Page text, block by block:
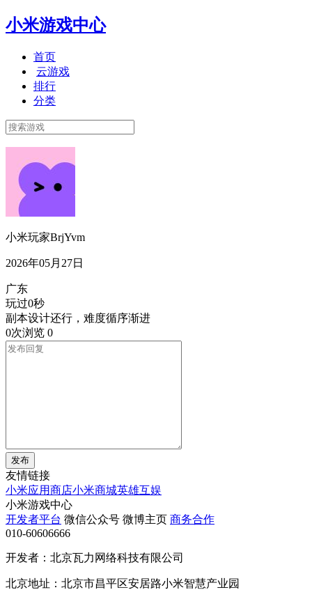
小米游戏中心
首页
云游戏
排行
分类
小米玩家BrjYvm
2026年05月27日
广东
玩过0秒
副本设计还行，难度循序渐进
0次浏览 0
发布
友情链接
小米应用商店小米商城英雄互娱
小米游戏中心
开发者平台 微信公众号 微博主页 商务合作
010-60606666
开发者：北京瓦力网络科技有限公司
北京地址：北京市昌平区安居路小米智慧产业园